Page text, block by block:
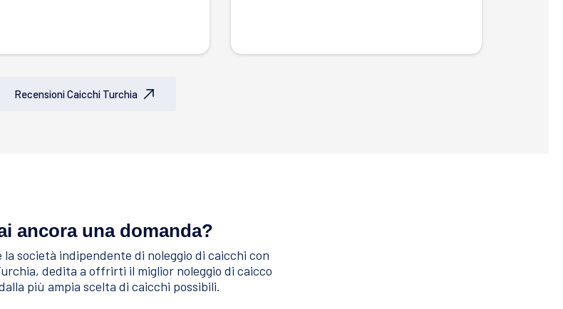
Recensioni Caicchi Turchia
ancora una domanda?
la società indipendente di noleggio di caicchi con
dedita a offrirti il miglior noleggio di caicco
più ampia scelta di caicchi possibili.